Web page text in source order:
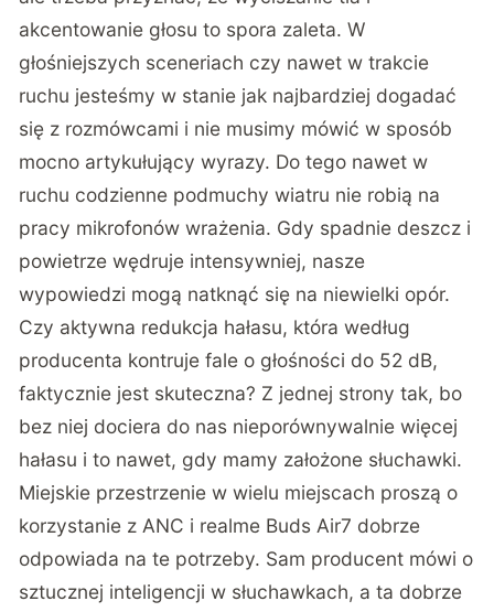
akcentowanie głosu to spora zaleta. W
głośniejszych sceneriach czy nawet w trakcie
ruchu jesteśmy w stanie jak najbardziej dogadać
się z rozmówcami i nie musimy mówić w sposób
mocno artykułujący wyrazy. Do tego nawet w
ruchu codzienne podmuchy wiatru nie robią na
pracy mikrofonów wrażenia. Gdy spadnie deszcz i
powietrze wędruje intensywniej, nasze
wypowiedzi mogą natknąć się na niewielki opór.
Czy aktywna redukcja hałasu, która według
producenta kontruje fale o głośności do 52 dB,
faktycznie jest skuteczna? Z jednej strony tak, bo
bez niej dociera do nas nieporównywalnie więcej
hałasu i to nawet, gdy mamy założone słuchawki.
Miejskie przestrzenie w wielu miejscach proszą o
korzystanie z ANC i realme Buds Air7 dobrze
odpowiada na te potrzeby. Sam producent mówi o
sztucznej inteligencji w słuchawkach, a ta dobrze